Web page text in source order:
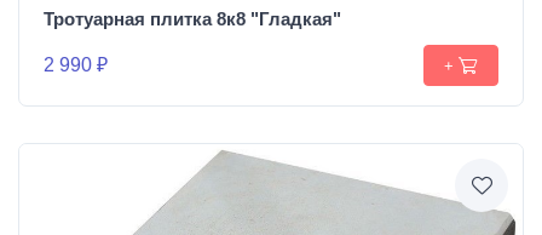
Тротуарная плитка 8к8 "Гладкая"
2 990 ₽ +